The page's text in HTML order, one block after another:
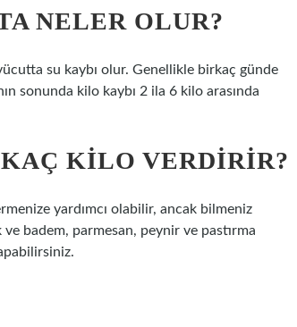
NELER OLUR?
su kaybı olur. Genellikle birkaç günde
sonunda kilo kaybı 2 ila 6 kilo arasında
KILO VERDIRIR?
yardımcı olabilir, ancak bilmeniz
ve badem, parmesan, peynir ve pastırma